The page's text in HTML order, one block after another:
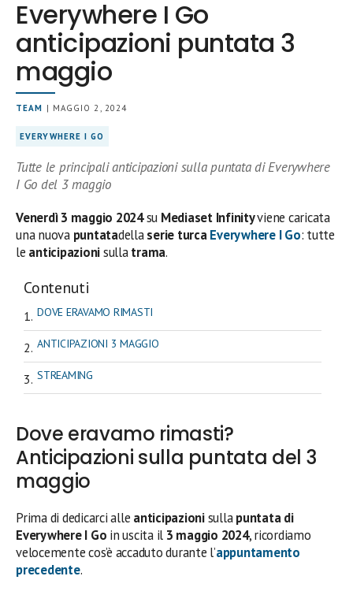
Everywhere I Go
anticipazioni puntata 3
maggio
TEAM | MAGGIO 2, 2024
EVERYWHERE I GO
Tutte le principali anticipazioni sulla puntata di Everywhere
I Go del 3 maggio
Venerdì 3 maggio 2024su Mediaset Infinityviene caricata
una nuova puntatadellaserie turcaEverywhere I Go: tutte
le anticipazionisullatrama.
Contenuti
DOVE ERAVAMO RIMASTI
ANTICIPAZIONI 3 MAGGIO
STREAMING
Dove eravamo rimasti?
Anticipazioni sulla puntata del 3
maggio
Prima di dedicarci alle anticipazionisullapuntata di
Everywhere I Go in uscita il 3 maggio 2024, ricordiamo
velocemente cos’è accaduto durante l’appuntamento
precedente.